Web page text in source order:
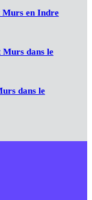
Murs en Indre
Murs dans le
dans le